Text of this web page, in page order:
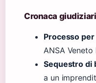
Cronaca
Processo
ANSA
Sequestro di
a un